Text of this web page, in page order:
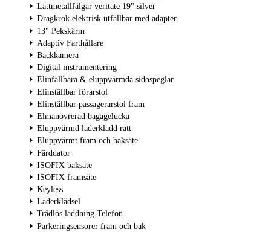
Lättmetallfälgar veritate 19" silver
Dragkrok elektrisk utfällbar med adapter
13" Pekskärm
Adaptiv Farthållare
Backkamera
Digital instrumentering
Elinfällbara & eluppvärmda sidospeglar
Elinställbar förarstol
Elinställbar passagerarstol fram
Elmanövrerad bagagelucka
Eluppvärmd läderklädd ratt
Eluppvärmt fram och baksäte
Färddator
ISOFIX baksäte
ISOFIX framsäte
Keyless
Läderklädsel
Trådlös laddning Telefon
Parkeringsensorer fram och bak